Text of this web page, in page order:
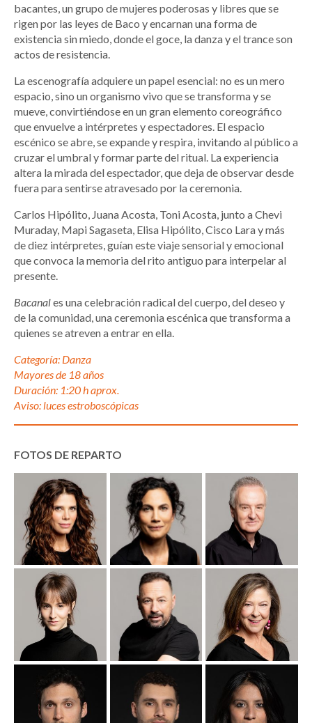
bacantes, un grupo de mujeres poderosas y libres que se
rigen por las leyes de Baco y encarnan una forma de
existencia sin miedo, donde el goce, la danza y el trance son
actos de resistencia.
La escenografía adquiere un papel esencial: no es un mero
espacio, sino un organismo vivo que se transforma y se
mueve, convirtiéndose en un gran elemento coreográfico
que envuelve a intérpretes y espectadores. El espacio
escénico se abre, se expande y respira, invitando al público a
cruzar el umbral y formar parte del ritual. La experiencia
altera la mirada del espectador, que deja de observar desde
fuera para sentirse atravesado por la ceremonia.
Carlos Hipólito, Juana Acosta, Toni Acosta, junto a Chevi
Muraday, Mapi Sagaseta, Elisa Hipólito, Cisco Lara y más
de diez intérpretes, guían este viaje sensorial y emocional
que convoca la memoria del rito antiguo para interpelar al
presente.
Bacanales una celebración radical del cuerpo, del deseo y
de la comunidad, una ceremonia escénica que transforma a
quienes se atreven a entrar en ella.
Categoría: Danza
Mayores de 18 años
Duración: 1:20 h aprox.
Aviso: luces estroboscópicas
FOTOS DE REPARTO